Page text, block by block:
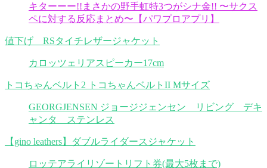
キターーー!!まさかの野手虹特3つがシナ金!! 〜サクス
ペに対する反応まとめ〜【パワプロアプリ】
値下げ RSタイチレザージャケット
カロッツェリアスピーカー17cm
トコちゃんベルト2 トコちゃんベルトII Mサイズ
GEORGJENSEN ジョージジェンセン リビング デキ
ャンタ ステンレス
【gino leathers】ダブルライダースジャケット
ロッテアライリゾートリフト券(最大5枚まで)